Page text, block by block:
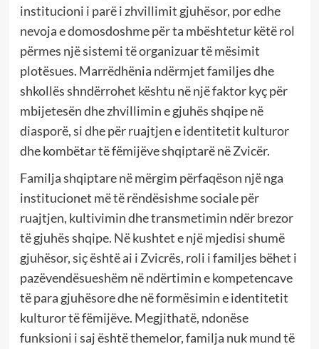
institucioni i parë i zhvillimit gjuhësor, por edhe
nevoja e domosdoshme për ta mbështetur këtë rol
përmes një sistemi të organizuar të mësimit
plotësues. Marrëdhënia ndërmjet familjes dhe
shkollës shndërrohet kështu në një faktor kyç për
mbijetesën dhe zhvillimin e gjuhës shqipe në
diasporë, si dhe për ruajtjen e identitetit kulturor
dhe kombëtar të fëmijëve shqiptarë në Zvicër.
Familja shqiptare në mërgim përfaqëson një nga
institucionet më të rëndësishme sociale për
ruajtjen, kultivimin dhe transmetimin ndër brezor
të gjuhës shqipe. Në kushtet e një mjedisi shumë
gjuhësor, siç është ai i Zvicrës, roli i familjes bëhet i
pazëvendësueshëm në ndërtimin e kompetencave
të para gjuhësore dhe në formësimin e identitetit
kulturor të fëmijëve. Megjithatë, ndonëse
funksioni i saj është themelor, familja nuk mund të